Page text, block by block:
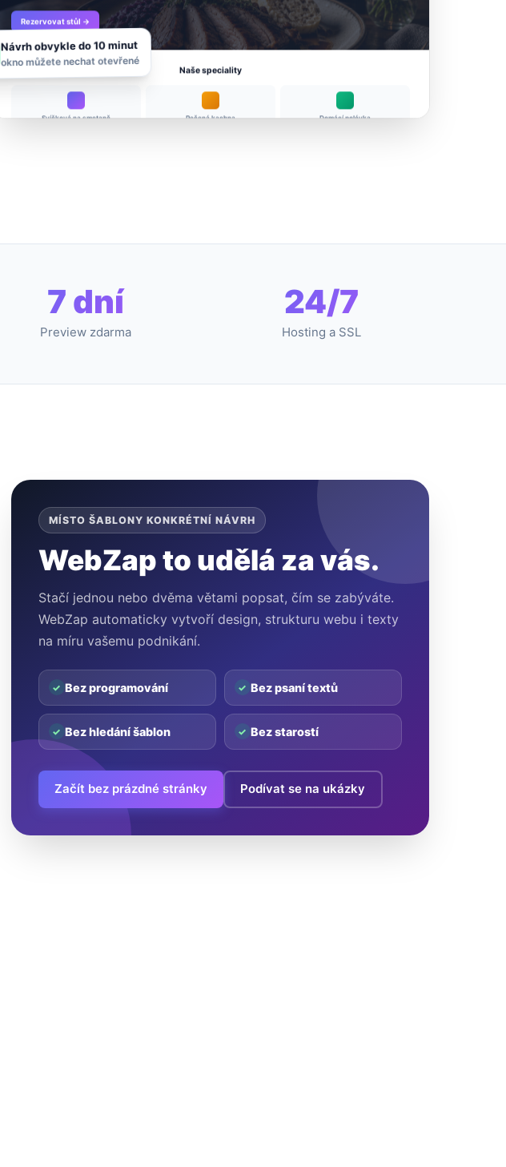
Rezervovat stůl →
Naše speciality
Svíčková na smetaně Pečená kachna Domácí polévka
Návrh obvykle do 10 minut
okno můžete nechat otevřené
7 dní
Preview zdarma
24/7
Hosting a SSL
MÍSTO ŠABLONY KONKRÉTNÍ NÁVRH
WebZap to udělá za vás.
Stačí jednou nebo dvěma větami popsat, čím se zabýváte.
WebZap automaticky vytvoří design, strukturu webu i texty
na míru vašemu podnikání.
Bez programování Bez psaní textů
Bez hledání šablon Bez starostí
Začít bez prázdné stránky Podívat se na ukázky